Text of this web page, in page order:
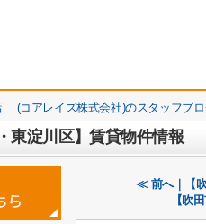
(コアレイズ株式会社)のスタッフブ
東淀川区】賃貸物件情報
≪ 前へ｜【
【吹